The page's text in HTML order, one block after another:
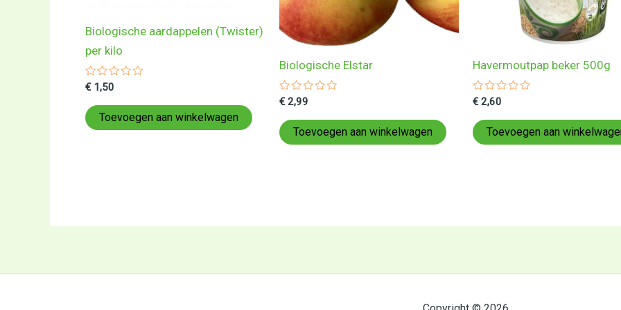
Biologische aardappelen (Twister)
per kilo
Gewaardeerd
uit
5
€ 1,50
Toevoegen aan winkelwagen
Biologische Elstar
Gewaardeerd
uit
5
€2,99
Toevoegen aan winkelwagen
Havermoutpap beker 500g
Gewaardeerd
uit
5
€ 2,60
Toevoegen aan